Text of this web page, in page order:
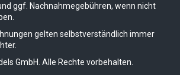
ggf. Nachnahmegebühren, wenn nicht
gelten selbstverständlich immer
GmbH. Alle Rechte vorbehalten.